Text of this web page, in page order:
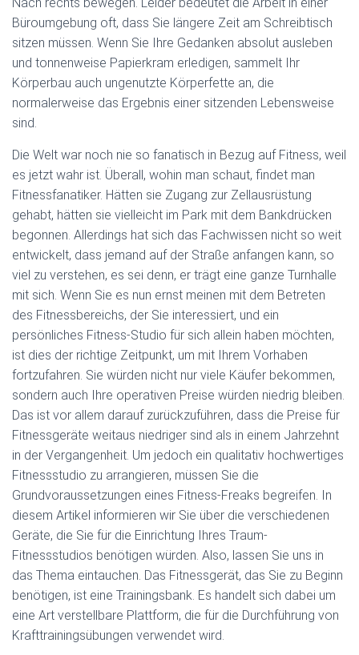
Büroumgebung oft, dass Sie längere Zeit am Schreibtisch
sitzen müssen. Wenn Sie Ihre Gedanken absolut ausleben
und tonnenweise Papierkram erledigen, sammelt Ihr
Körperbau auch ungenutzte Körperfette an, die
normalerweise das Ergebnis einer sitzenden Lebensweise
sind.
Die Welt war noch nie so fanatisch in Bezug auf Fitness, weil
es jetzt wahr ist. Überall, wohin man schaut, findet man
Fitnessfanatiker. Hätten sie Zugang zur Zellausrüstung
gehabt, hätten sie vielleicht im Park mit dem Bankdrücken
begonnen. Allerdings hat sich das Fachwissen nicht so weit
entwickelt, dass jemand auf der Straße anfangen kann, so
viel zu verstehen, es sei denn, er trägt eine ganze Turnhalle
mit sich. Wenn Sie es nun ernst meinen mit dem Betreten
des Fitnessbereichs, der Sie interessiert, und ein
persönliches Fitness-Studio für sich allein haben möchten,
ist dies der richtige Zeitpunkt, um mit Ihrem Vorhaben
fortzufahren. Sie würden nicht nur viele Käufer bekommen,
sondern auch Ihre operativen Preise würden niedrig bleiben.
Das ist vor allem darauf zurückzuführen, dass die Preise für
Fitnessgeräte weitaus niedriger sind als in einem Jahrzehnt
in der Vergangenheit. Um jedoch ein qualitativ hochwertiges
Fitnessstudio zu arrangieren, müssen Sie die
Grundvoraussetzungen eines Fitness-Freaks begreifen. In
diesem Artikel informieren wir Sie über die verschiedenen
Geräte, die Sie für die Einrichtung Ihres Traum-
Fitnessstudios benötigen würden. Also, lassen Sie uns in
das Thema eintauchen. Das Fitnessgerät, das Sie zu Beginn
benötigen, ist eine Trainingsbank. Es handelt sich dabei um
eine Art verstellbare Plattform, die für die Durchführung von
Krafttrainingsübungen verwendet wird.